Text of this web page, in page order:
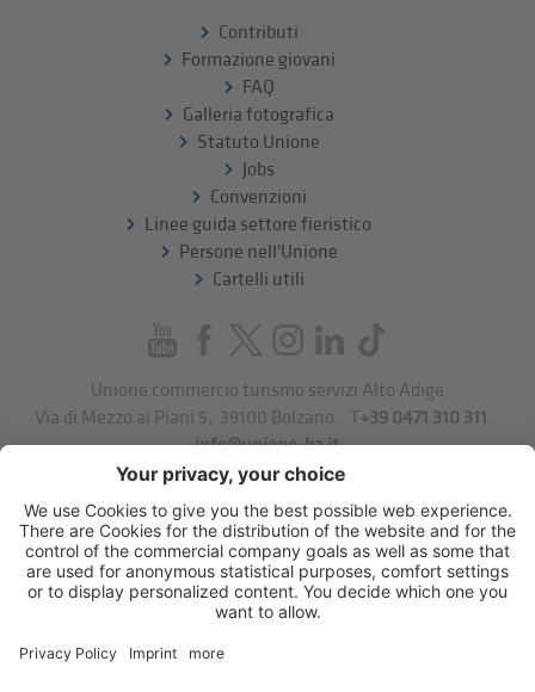
Contributi
Formazione giovani
FAQ
Galleria fotografica
Statuto Unione
Jobs
Convenzioni
Linee guida settore fieristico
Persone nell'Unione
Cartelli utili
Unione commercio turismo servizi Alto Adige
Via di Mezzo ai Piani 5
39100 Bolzano . T+39 0471 310 311 .
info@unione-bz.it
Impressum
Privacy
Impostazioni cookie
Sitemap